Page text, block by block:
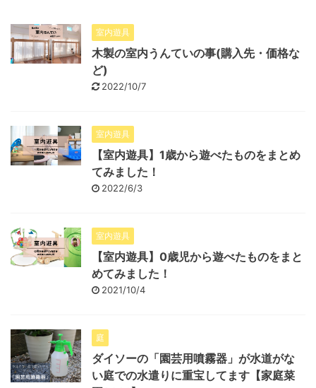
室内遊具
木製の室内うんていの事(購入先・価格な
ど)
2022/10/7
室内遊具
【室内遊具】1歳から遊べたものをまとめ
てみました！
2022/6/3
室内遊具
【室内遊具】0歳児から遊べたものをまと
めてみました！
2021/10/4
庭
ダイソーの「園芸用噴霧器」が水道がな
い庭での水遣りに重宝してます【家庭菜